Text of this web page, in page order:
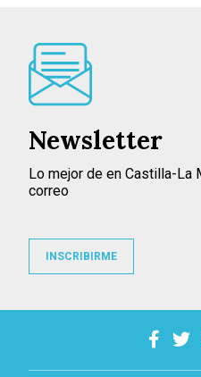
Newsletter
Lo mejor de en Castilla-La
correo
INSCRIBIRME